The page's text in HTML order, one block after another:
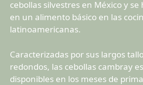
cebollas silvestres en México y
en un alimento básico en las
latinoamericanas.
Caracterizadas por sus largos
redondos, las cebollas cambray
disponibles en los meses de